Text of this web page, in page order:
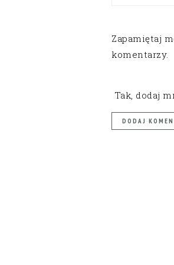
Zapamiętaj
komentarzy.
Tak, dodaj